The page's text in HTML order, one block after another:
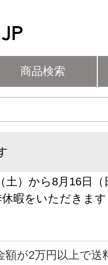
商品検索
土）から8月16日
休暇をいただきます
額が2万円以上で送